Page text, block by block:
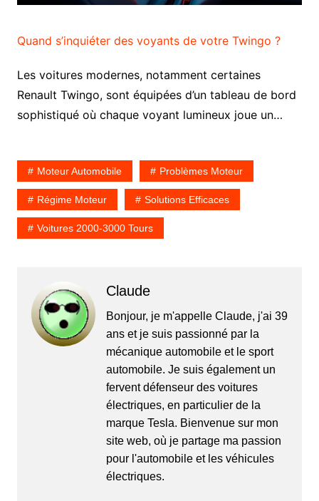
Quand s’inquiéter des voyants de votre Twingo ?
Les voitures modernes, notamment certaines
Renault Twingo, sont équipées d’un tableau de bord
sophistiqué où chaque voyant lumineux joue un…
Moteur Automobile Problèmes Moteur
Régime Moteur Solutions Efficaces
Voitures 2000-3000 Tours
Claude
Bonjour, je m'appelle Claude, j'ai 39
ans et je suis passionné par la
mécanique automobile et le sport
automobile. Je suis également un
fervent défenseur des voitures
électriques, en particulier de la
marque Tesla. Bienvenue sur mon
site web, où je partage ma passion
pour l'automobile et les véhicules
électriques.